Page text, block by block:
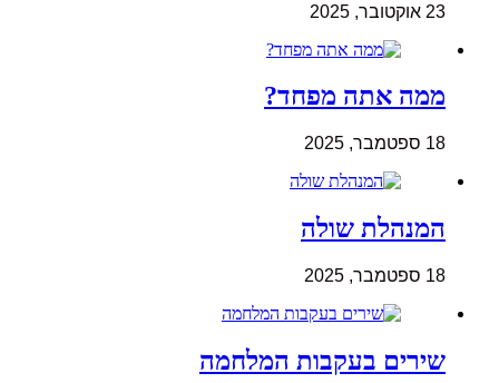
23 אוקטובר, 2025
ממה אתה מפחד?
18 ספטמבר, 2025
המנהלת שולה
18 ספטמבר, 2025
שירים בעקבות המלחמה